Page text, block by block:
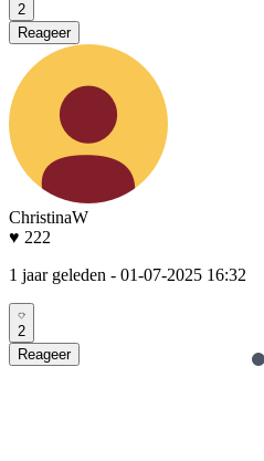
2
Reageer
ChristinaW
♥ 222
1 jaar geleden - 01-07-2025 16:32
2
Reageer